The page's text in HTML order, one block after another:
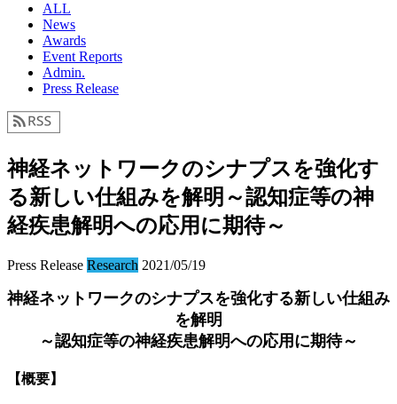
ALL
News
Awards
Event Reports
Admin.
Press Release
神経ネットワークのシナプスを強化す
る新しい仕組みを解明～認知症等の神
経疾患解明への応用に期待～
Press Release Research 2021/05/19
神経ネットワークのシナプスを強化する新しい仕組み
を解明
～認知症等の神経疾患解明への応用に期待～
【概要】